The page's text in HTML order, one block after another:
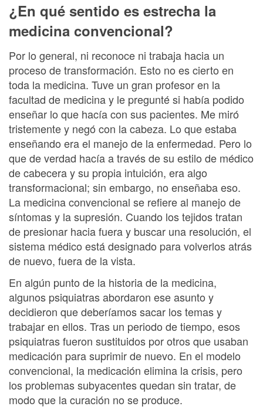
¿En qué sentido es estrecha la
medicina convencional?
Por lo general, ni reconoce ni trabaja hacia un
proceso de transformación. Esto no es cierto en
toda la medicina. Tuve un gran profesor en la
facultad de medicina y le pregunté si había podido
enseñar lo que hacía con sus pacientes. Me miró
tristemente y negó con la cabeza. Lo que estaba
enseñando era el manejo de la enfermedad. Pero lo
que de verdad hacía a través de su estilo de médico
de cabecera y su propia intuición, era algo
transformacional; sin embargo, no enseñaba eso.
La medicina convencional se refiere al manejo de
síntomas y la supresión. Cuando los tejidos tratan
de presionar hacia fuera y buscar una resolución, el
sistema médico está designado para volverlos atrás
de nuevo, fuera de la vista.
En algún punto de la historia de la medicina,
algunos psiquiatras abordaron ese asunto y
decidieron que deberíamos sacar los temas y
trabajar en ellos. Tras un periodo de tiempo, esos
psiquiatras fueron sustituidos por otros que usaban
medicación para suprimir de nuevo. En el modelo
convencional, la medicación elimina la crisis, pero
los problemas subyacentes quedan sin tratar, de
modo que la curación no se produce.